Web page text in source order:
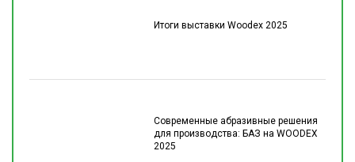
Итоги выставки Woodex 2025
Современные абразивные решения
для производства: БАЗ на WOODEX
2025